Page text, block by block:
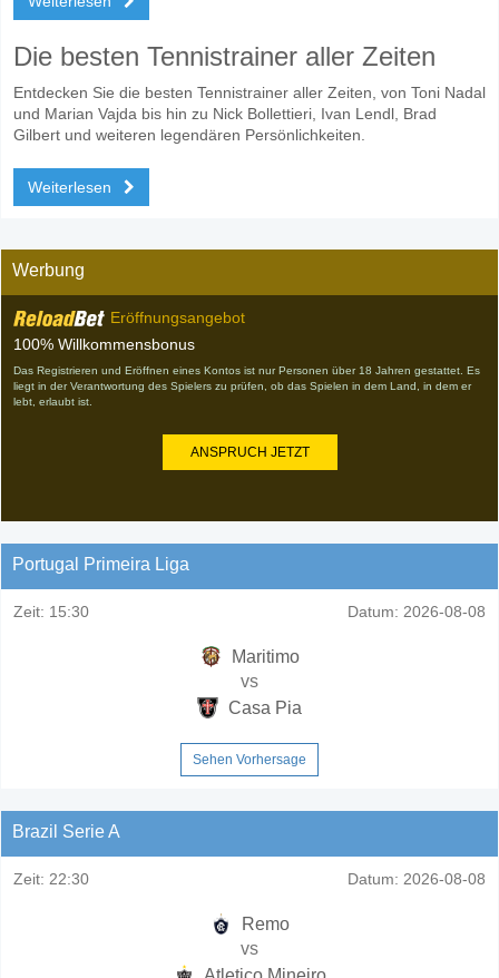
Die besten Tennistrainer aller Zeiten
Entdecken Sie die besten Tennistrainer aller Zeiten, von Toni Nadal
und Marian Vajda bis hin zu Nick Bollettieri, Ivan Lendl, Brad
Gilbert und weiteren legendären Persönlichkeiten.
Weiterlesen
Werbung
Eröffnungsangebot
100% Willkommensbonus
Das Registrieren und Eröffnen eines Kontos ist nur Personen über 18 Jahren gestattet. Es
liegt in der Verantwortung des Spielers zu prüfen, ob das Spielen in dem Land, in dem er
lebt, erlaubt ist.
ANSPRUCH JETZT
Portugal Primeira Liga
Zeit: 15:30 Datum: 2026-08-08
Maritimo
vs
Casa Pia
Sehen Vorhersage
Brazil Serie A
Zeit: 22:30 Datum: 2026-08-08
Remo
vs